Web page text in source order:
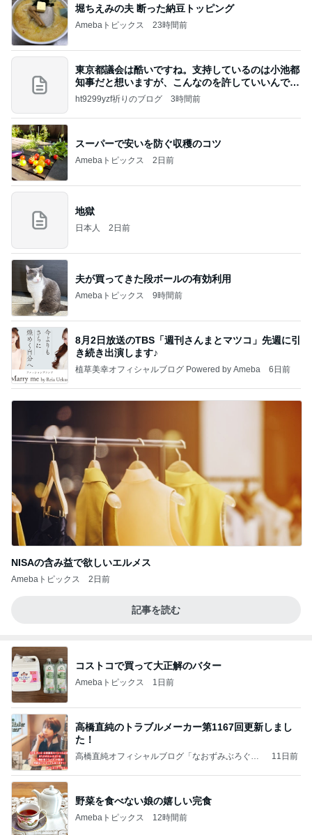
堀ちえみの夫 断った納豆トッピング
Amebaトピックス 23時間前
東京都議会は酷いですね。支持しているのは小池都
知事だと想いますが、こんなのを許していいんです
か？
ht9299yzf祈りのブログ 3時間前
スーパーで安いを防ぐ収穫のコツ
Amebaトピックス 2日前
地獄
日本人 2日前
夫が買ってきた段ボールの有効利用
Amebaトピックス 9時間前
8月2日放送のTBS「週刊さんまとマツコ」先週に引
き続き出演します♪
植草美幸オフィシャルブログ Powered by Ameba 6日前
NISAの含み益で欲しいエルメス
Amebaトピックス 2日前
記事を読む
コストコで買って大正解のバター
Amebaトピックス 1日前
高橋直純のトラブルメーカー第1167回更新しまし
た！
高橋直純オフィシャルブログ「なおずみぶろぐ」
11日前
野菜を食べない娘の嬉しい完食
Amebaトピックス 12時間前